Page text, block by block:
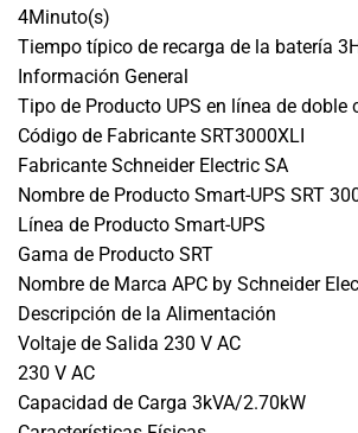
4Minuto(s)
Tiempo típico de recarga de la batería
Información General
Tipo de Producto UPS en línea de doble
Código de Fabricante SRT3000XLI
Fabricante Schneider Electric SA
Nombre de Producto Smart-UPS SRT
Línea de Producto Smart-UPS
Gama de Producto SRT
Nombre de Marca APC by Schneider
Descripción de la Alimentación
Voltaje de Salida 230 V AC
230 V AC
Capacidad de Carga 3kVA/2.70kW